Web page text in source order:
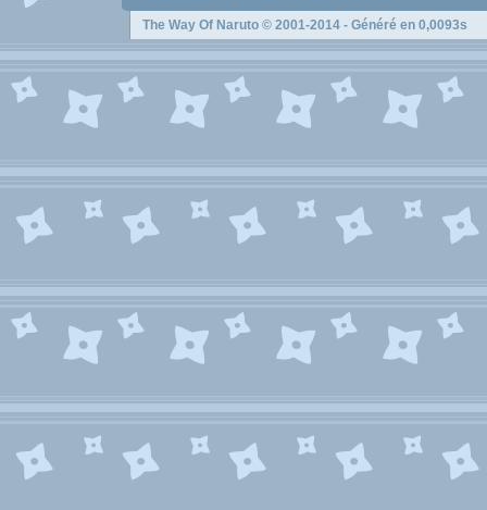
The Way Of Naruto © 2001-2014 - Généré en 0,0093s